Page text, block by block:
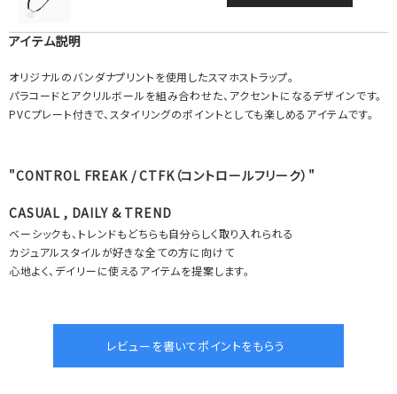
アイテム説明
オリジナルのバンダナプリントを使用したスマホストラップ。
パラコードとアクリルボールを組み合わせた、アクセントになるデザインです。
PVCプレート付きで、スタイリングのポイントとしても楽しめるアイテムです。
"CONTROL FREAK / CTFK（コントロールフリーク）"
CASUAL , DAILY & TREND
ベーシックも、トレンドもどちらも自分らしく取り入れられる
カジュアルスタイルが好きな全ての方に向けて
心地よく、デイリーに使えるアイテムを提案します。